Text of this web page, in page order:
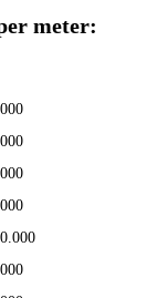
meter: